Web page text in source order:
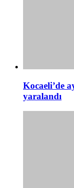
Kocaeli’de
yaralandı